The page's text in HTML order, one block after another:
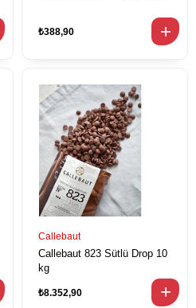
₺388,90
Callebaut
Callebaut 823 Sütlü Drop 10
kg
₺8.352,90